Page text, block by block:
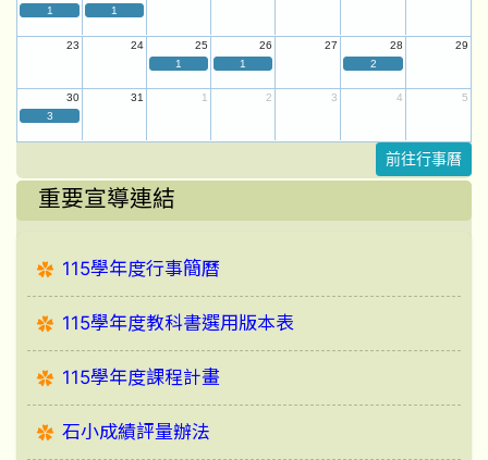
1
1
23 24 25 26 27 28
29
1
1 2
30 31 1 2 3 4
5
3
前往行事曆
重要宣導連結
115學年度行事簡曆
115學年度教科書選用版本表
115學年度課程計畫
石小成績評量辦法